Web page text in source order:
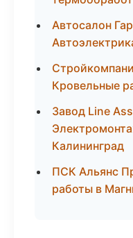
Автосалон
Кровельные
Завод Line
Калининград
ПСК Альянс
работы в